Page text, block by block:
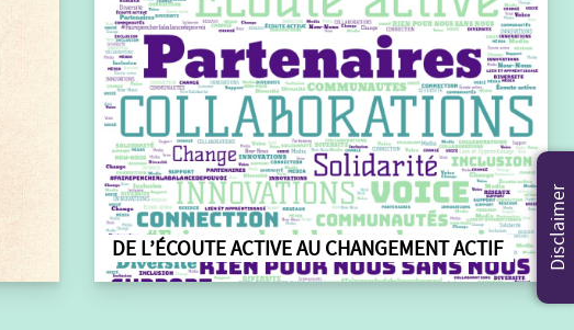
DE L’ÉCOUTE ACTIVE AU CHANGEMENT ACTIF Disclaimer